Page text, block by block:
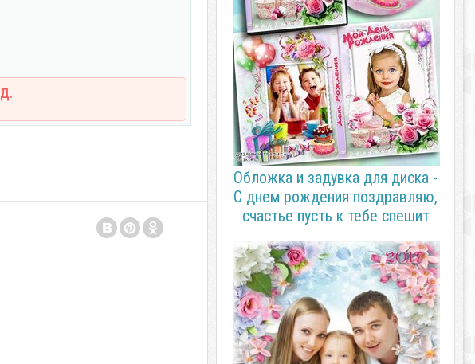
Обложка и задувка для диска -
С днем рождения поздравляю,
счастье пусть к тебе спешит